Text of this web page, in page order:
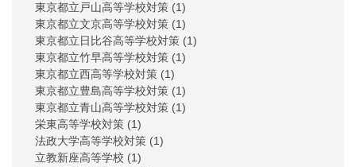
東京都立戸山高等学校対策 (1)
東京都立文京高等学校対策 (1)
東京都立日比谷高等学校対策 (1)
東京都立竹早高等学校対策 (1)
東京都立西高等学校対策 (1)
東京都立豊島高等学校対策 (1)
東京都立青山高等学校対策 (1)
栄東高等学校対策 (1)
法政大学高等学校対策 (1)
立教新座高等学校 (1)